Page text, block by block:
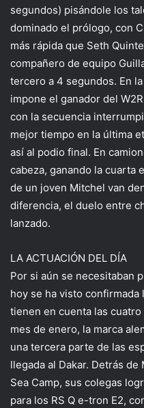
segundos) pisándole los
dominado el prólogo, con
más rápida que Seth
compañero de equipo
tercero a 4 segundos. En
impone el ganador del
con la secuencia
mejor tiempo en la última
así al podio final. En
cabeza, ganando la cuarta
de un joven Mitchel van
diferencia, el duelo entre
lanzado.
LA ACTUACIÓN DEL DÍA
Por si aún se necesitaban
hoy se ha visto confirmada
tienen en cuenta las
mes de enero, la marca
una tercera parte de las
llegada al Dakar. Detrás
Sea Camp, sus colegas
para los RS Q e-tron E2,